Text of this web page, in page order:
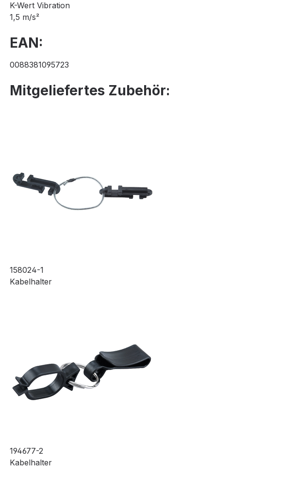
K-Wert Vibration
1,5 m/s²
EAN:
0088381095723
Mitgeliefertes Zubehör:
158024-1
Kabelhalter
194677-2
Kabelhalter